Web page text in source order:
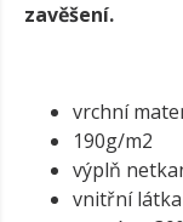
zavěšení.
vrchní
190g/m2
výplň
vnitřní látka